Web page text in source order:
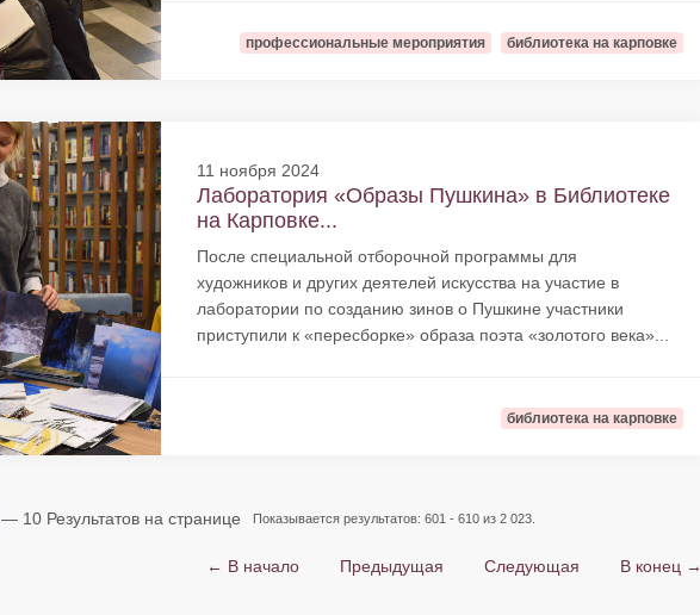
профессиональные мероприятия библиотека на карповке
11 ноября 2024
Лаборатория «Образы Пушкина» в Библиотеке
на Карповке...
После специальной отборочной программы для
художников и других деятелей искусства на участие в
лаборатории по созданию зинов о Пушкине участники
приступили к «пересборке» образа поэта «золотого века»...
библиотека на карповке
— 10 Результатов на странице Показывается результатов: 601 - 610 из 2 023.
← В начало Предыдущая Следующая В конец →